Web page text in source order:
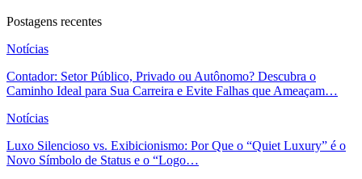
Postagens recentes
Notícias
Contador: Setor Público, Privado ou Autônomo? Descubra o
Caminho Ideal para Sua Carreira e Evite Falhas que Ameaçam…
Notícias
Luxo Silencioso vs. Exibicionismo: Por Que o “Quiet Luxury” é o
Novo Símbolo de Status e o “Logo…